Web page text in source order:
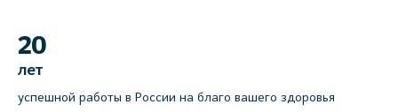
20
лет
успешной работы в России на благо вашего здоровья